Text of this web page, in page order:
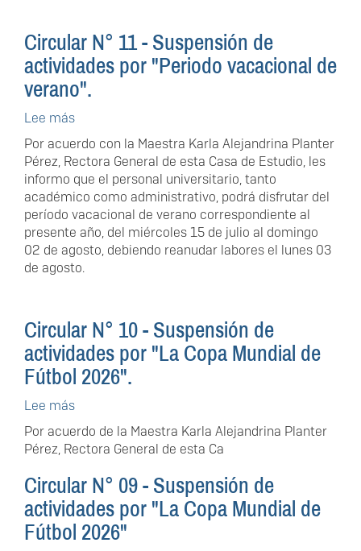
Circular N° 11 - Suspensión de
actividades por "Periodo vacacional de
verano".
Lee más
Circular
N°
11
-
Suspensión
de
actividades
por
"Periodo
verano".
Por acuerdo con la Maestra Karla Alejandrina Planter
Pérez, Rectora General de esta Casa de Estudio, les
informo que el personal universitario, tanto
académico como administrativo, podrá disfrutar del
período vacacional de verano correspondiente al
presente año, del miércoles 15 de julio al domingo
02 de agosto, debiendo reanudar labores el lunes 03
de agosto.
Circular N° 10 - Suspensión de
actividades por "La Copa Mundial de
Fútbol 2026".
Lee más
Circular
N°
10
Suspensión
de
actividades
Por acuerdo de la Maestra Karla Alejandrina Planter
Pérez, Rectora General de esta Ca
Circular N° 09 - Suspensión de
actividades por "La Copa Mundial de
Fútbol 2026"